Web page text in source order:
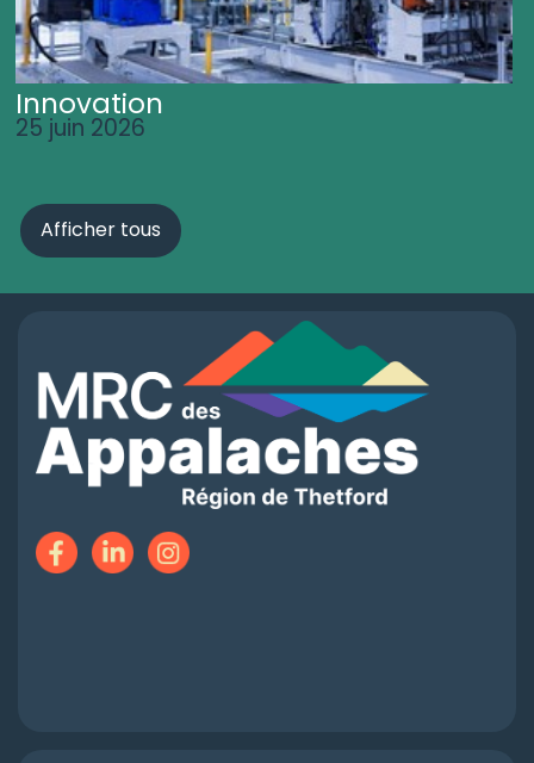
Innovation
25 juin 2026
Afficher tous